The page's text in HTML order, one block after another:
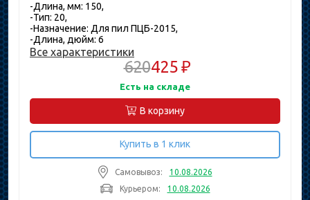
-Длина, мм: 150,
-Тип: 20,
-Назначение: Для пил ПЦБ-2015,
-Длина, дюйм: 6
Все характеристики
620425 ₽
Есть на складе
В корзину
Купить в 1 клик
Самовывоз:
10.08.2026
Курьером:
10.08.2026